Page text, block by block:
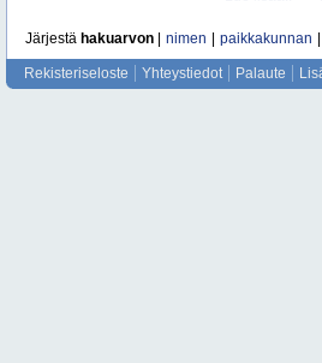
Järjestä hakuarvon nimen paikkakunnan
Rekisteriseloste Yhteystiedot Palaute